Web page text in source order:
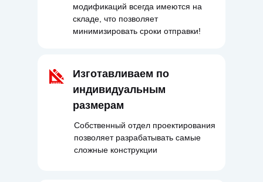
модификаций всегда имеются на
складе, что позволяет
минимизировать сроки отправки!
Изготавливаем по
индивидуальным
размерам
Собственный отдел проектирования
позволяет разрабатывать самые
сложные конструкции